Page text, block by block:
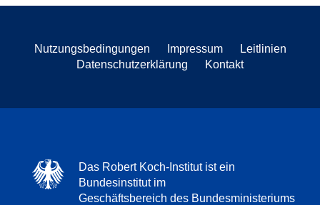
Nutzungsbedingungen Impressum
Leitlinien
Datenschutzerklärung
Kontakt
Das Robert Koch-Institut ist ein
Bundesinstitut im
Geschäftsbereich des Bundesministeriums